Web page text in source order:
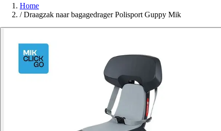
Home
/ Draagzak naar bagagedrager Polisport Guppy Mik